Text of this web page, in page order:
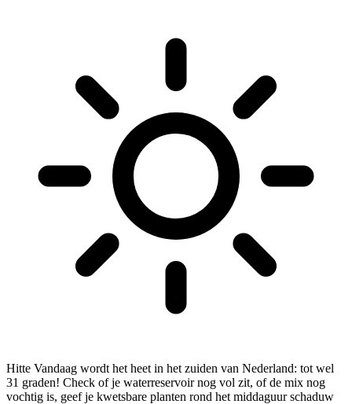
Hitte Vandaag wordt het heet in het zuiden van Nederland: tot wel
31 graden! Check of je waterreservoir nog vol zit, of de mix nog
vochtig is, geef je kwetsbare planten rond het middaguur schaduw